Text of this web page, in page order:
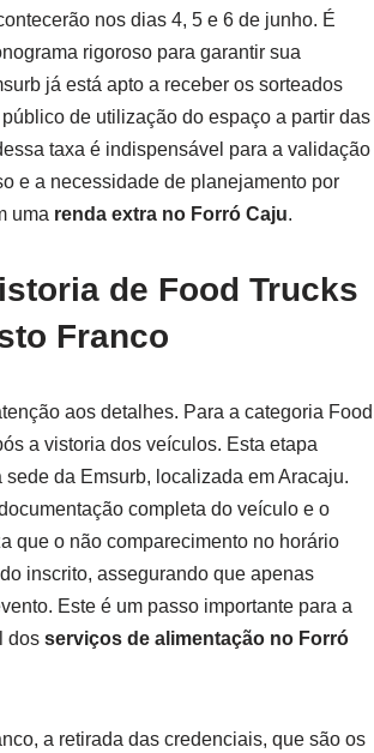
nos dias 4, 5 e 6 de junho. É
rigoroso para garantir sua
já está apto a receber os sorteados
de utilização do espaço a partir das
taxa é indispensável para a validação
e a necessidade de planejamento por
uma renda extra no Forró Caju.
de Food Trucks
Franco
aos detalhes. Para a categoria Food
a vistoria dos veículos. Esta etapa
da Emsurb, localizada em Aracaju.
completa do veículo e o
que o não comparecimento no horário
inscrito, assegurando que apenas
Este é um passo importante para a
dos serviços de alimentação no Forró
a retirada das credenciais, que são os